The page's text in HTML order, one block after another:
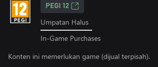
PEGI 12
Umpatan Halus
In-Game Purchases
Konten ini memerlukan game (dijual terpisah).